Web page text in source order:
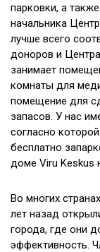
парковки, а
начальника
лучше всего
доноров и
занимает
комнаты для
помещение для
запасов. У нас
согласно
бесплатно
доме Viru Keskus
Во многих
лет назад
города, где они
эффективность.